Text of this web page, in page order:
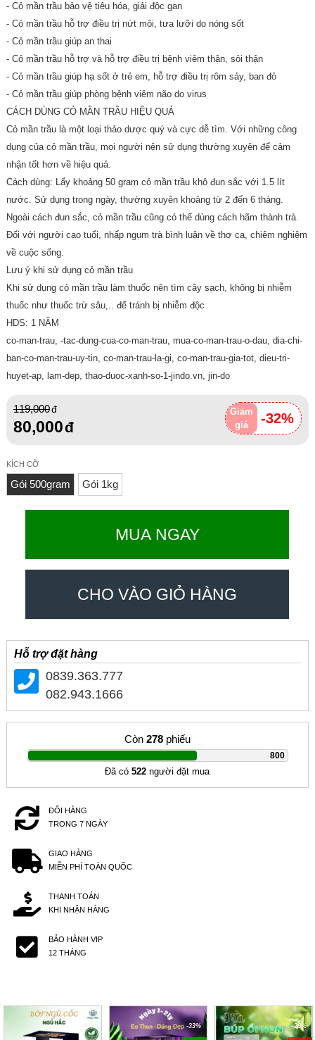
- Cỏ mần trầu bảo vệ tiêu hóa, giải độc gan
- Cỏ mần trầu hỗ trợ điều trị nứt môi, tưa lưỡi do nóng sốt
- Cỏ mần trầu giúp an thai
- Cỏ mần trầu hỗ trợ và hỗ trợ điều trị bệnh viêm thận, sỏi thận
- Cỏ mần trầu giúp hạ sốt ở trẻ em, hỗ trợ điều trị rôm sảy, ban đỏ
- Cỏ mần trầu giúp phòng bệnh viêm não do virus
CÁCH DÙNG CỎ MẦN TRẦU HIỆU QUẢ
Cỏ mần trầu là một loại thảo dược quý và cực dễ tìm. Với những công
dụng của cỏ mần trầu, mọi người nên sử dụng thường xuyên để cảm
nhận tốt hơn về hiệu quả.
Cách dùng: Lấy khoảng 50 gram cỏ mần trầu khô đun sắc với 1.5 lít
nước. Sử dụng trong ngày, thường xuyên khoảng từ 2 đến 6 tháng.
Ngoài cách đun sắc, cỏ mần trầu cũng có thể dùng cách hãm thành trà.
Đối với người cao tuổi, nhấp ngụm trà bình luận về thơ ca, chiêm nghiệm
về cuộc sống.
Lưu ý khi sử dụng cỏ mần trầu
Khi sử dụng cỏ mần trầu làm thuốc nên tìm cây sạch, không bị nhiễm
thuốc như thuốc trừ sâu,.. để tránh bị nhiễm độc
HDS: 1 NĂM
co-man-trau, -tac-dung-cua-co-man-trau, mua-co-man-trau-o-dau, dia-chi-
ban-co-man-trau-uy-tin, co-man-trau-la-gi, co-man-trau-gia-tot, dieu-tri-
huyet-ap, lam-dep, thao-duoc-xanh-so-1-jindo.vn, jin-do
Giảm
giá
-32%
119,000
80,000
KÍCH CỠ
Gói 500gram Gói 1kg
MUA NGAY
CHO VÀO GIỎ HÀNG
Hỗ trợ đặt hàng
0839.363.777
082.943.1666
Còn 278phiếu
800
|
Đã có522 người đặt mua
ĐỔI HÀNG
TRONG 7 NGÀY
GIAO HÀNG
MIỄN PHÍ TOÀN QUỐC
THANH TOÁN
KHI NHẬN HÀNG
BẢO HÀNH VIP
12 THÁNG
-36% -33% -29%